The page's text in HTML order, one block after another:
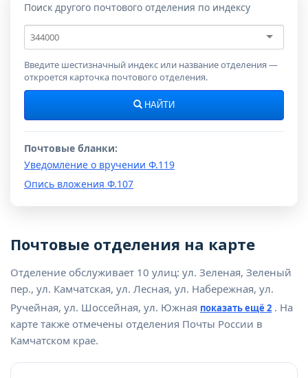
Поиск другого почтового отделения по индексу
Почтовый
индекс
Введите шестизначный индекс или название отделения —
откроется карточка почтового отделения.
НАЙТИ
Почтовые бланки:
Уведомление о вручении Ф.119
Опись вложения Ф.107
Почтовые отделения на карте
Отделение обслуживает 10 улиц: ул. Зеленая, Зеленый
пер., ул. Камчатская, ул. Лесная, ул. Набережная, ул.
Ручейная, ул. Шоссейная, ул. Южная показать ещё 2 . На
карте также отмечены отделения Почты России в
Камчатском крае.